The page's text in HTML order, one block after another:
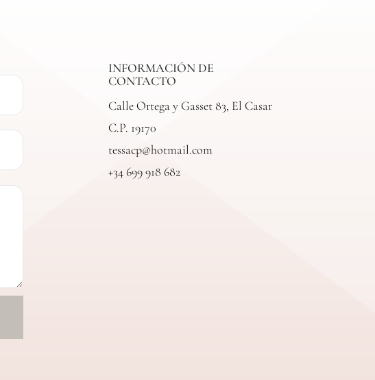
INFORMACIÓN DE
CONTACTO
Calle Ortega y Gasset 83, El Casar
C.P. 19170
tessacp@hotmail.com
+34 699 918 682